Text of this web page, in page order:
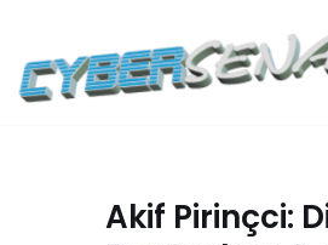
Zum
Inhalt
Akif Pirinçci: